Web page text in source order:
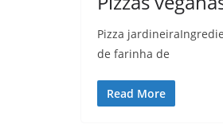
Pizza
de farinha de
Read More